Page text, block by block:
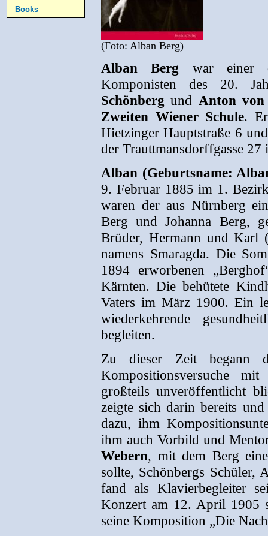
Books
(Foto: Alban Berg)
Alban Berg war einer
Komponisten des 20.
Schönberg und Anton von
Zweiten Wiener Schule.
Hietzinger Hauptstraße 6
der Trauttmansdorffgasse
Alban (Geburtsname:
9. Februar 1885 im 1.
waren der aus Nürnberg
Berg und Johanna Berg,
Brüder, Hermann und Karl
namens Smaragda. Die
1894 erworbenen
Kärnten. Die behütete
Vaters im März 1900. Ein
wiederkehrende
begleiten.
Zu dieser Zeit begann
Kompositionsversuche
großteils unveröffentlicht
zeigte sich darin bereits
dazu, ihm
ihm auch Vorbild und
Webern, mit dem Berg
sollte, Schönbergs Schüler,
fand als Klavierbegleiter
Konzert am 12. April 1905
seine Komposition „Die